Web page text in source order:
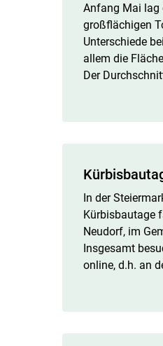
Anfang Mai lag
großflächigen
Unterschiede
allem die
Der
In der
Kürbisbautage
Neudorf, im
Insgesamt
online, d.h. an